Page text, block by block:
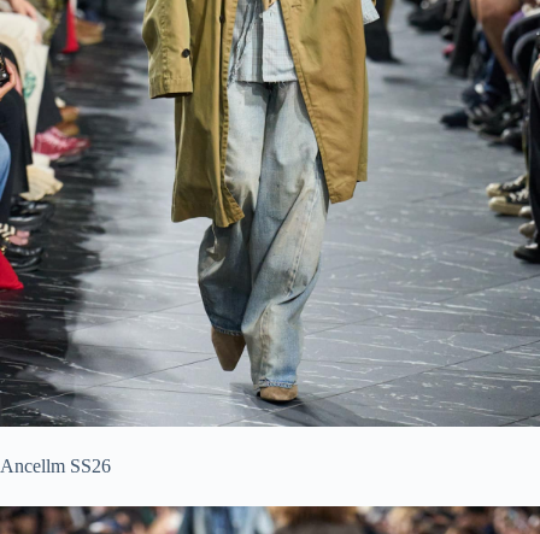
Ancellm SS26